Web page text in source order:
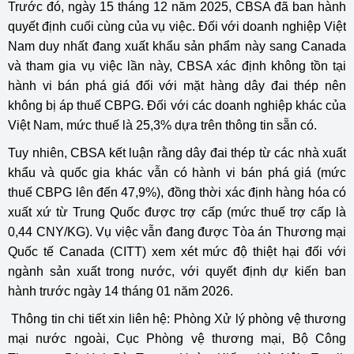
Trước đó, ngày 15 tháng 12 năm 2025, CBSA đã ban hành
quyết định cuối cùng của vụ việc. Đối với doanh nghiệp Việt
Nam duy nhất đang xuất khẩu sản phẩm này sang Canada
và tham gia vụ việc lần này, CBSA xác định không tồn tại
hành vi bán phá giá đối với mặt hàng dây đai thép nên
không bị áp thuế CBPG. Đối với các doanh nghiệp khác của
Việt Nam, mức thuế là 25,3% dựa trên thông tin sẵn có.
Tuy nhiên, CBSA kết luận rằng dây đai thép từ các nhà xuất
khẩu và quốc gia khác vẫn có hành vi bán phá giá (mức
thuế CBPG lên đến 47,9%), đồng thời xác định hàng hóa có
xuất xứ từ Trung Quốc được trợ cấp (mức thuế trợ cấp là
0,44 CNY/KG). Vụ việc vẫn đang được Tòa án Thương mại
Quốc tế Canada (CITT) xem xét mức độ thiệt hại đối với
ngành sản xuất trong nước, với quyết định dự kiến ban
hành trước ngày 14 tháng 01 năm 2026.
Thông tin chi tiết xin liên hệ: Phòng Xử lý phòng vệ thương
mại nước ngoài, Cục Phòng vệ thương mại, Bộ Công